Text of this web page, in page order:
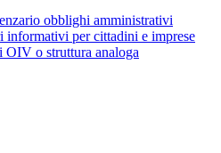
obblighi amministrativi
informativi per cittadini e imprese
OIV o struttura analoga